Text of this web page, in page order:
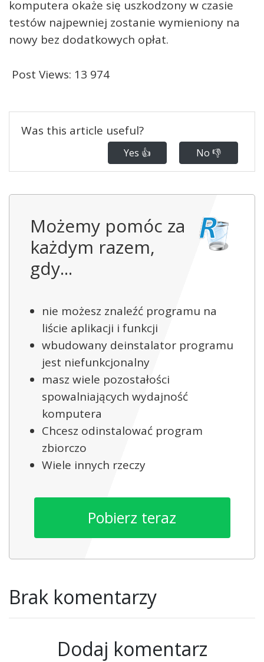
komputera okaże się uszkodzony w czasie
testów najpewniej zostanie wymieniony na
nowy bez dodatkowych opłat.
Post Views: 13 974
Was this article useful?
Yes 👍 No 👎
Możemy pomóc za
każdym razem,
gdy...
nie możesz znaleźć programu na
liście aplikacji i funkcji
wbudowany deinstalator programu
jest niefunkcjonalny
masz wiele pozostałości
spowalniających wydajność
komputera
Chcesz odinstalować program
zbiorczo
Wiele innych rzeczy
Pobierz teraz
Brak komentarzy
Dodaj komentarz